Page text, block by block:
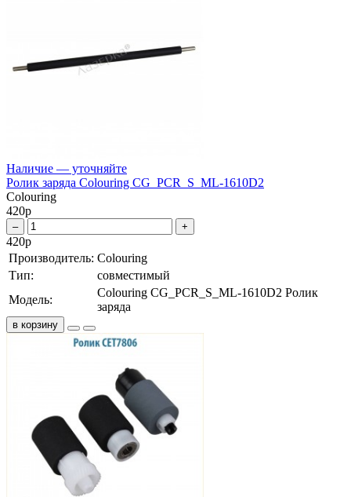
Наличие — уточняйте
Ролик заряда Colouring CG_PCR_S_ML-1610D2
Colouring
420р
– +
420р
Производитель: Colouring
Тип:
совместимый
Модель:
Colouring CG_PCR_S_ML-1610D2 Ролик
заряда
в корзину